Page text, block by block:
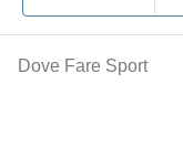
Dove Fare Sport